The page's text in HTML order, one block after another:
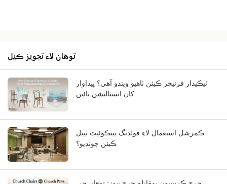
توھان لاءِ تجويز ڪيل
ٺيڪيدار فرنيچر ڪيئن ٺاهيو ويندو آهي؟ پيداوار
کان انسٽاليشن تائين
ڪمرشل استعمال لاءِ فولڊنگ بينڪوئيٽ ٽيبل
ڪيئن چونڊيو؟